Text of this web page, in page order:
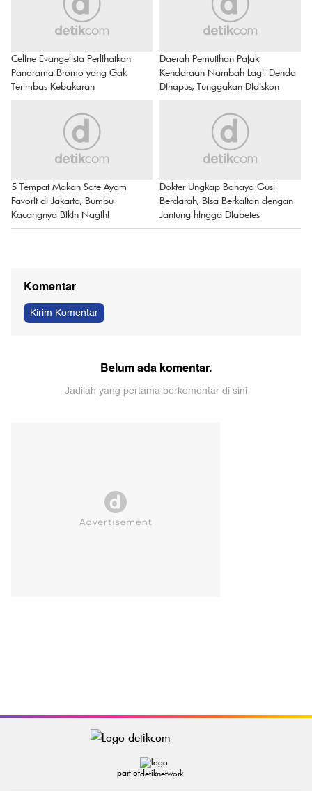
Celine Evangelista Perlihatkan
Panorama Bromo yang Gak
Terimbas Kebakaran
Daerah Pemutihan Pajak
Kendaraan Nambah Lagi: Denda
Dihapus, Tunggakan Didiskon
5 Tempat Makan Sate Ayam
Favorit di Jakarta, Bumbu
Kacangnya Bikin Nagih!
Dokter Ungkap Bahaya Gusi
Berdarah, Bisa Berkaitan dengan
Jantung hingga Diabetes
Komentar
Kirim Komentar
Belum ada komentar.
Jadilah yang pertama berkomentar di sini
part of